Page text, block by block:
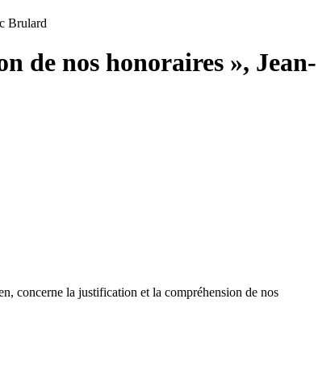
Brulard
de nos honoraires », Jean-
concerne la justification et la compréhension de nos